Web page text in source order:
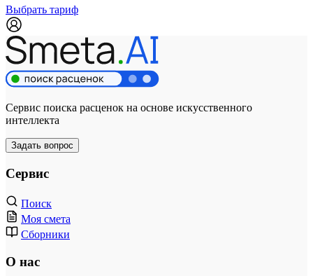
Выбрать тариф
Сервис поиска расценок на основе искусственного
интеллекта
Задать вопрос
Сервис
Поиск
Моя смета
Сборники
О нас